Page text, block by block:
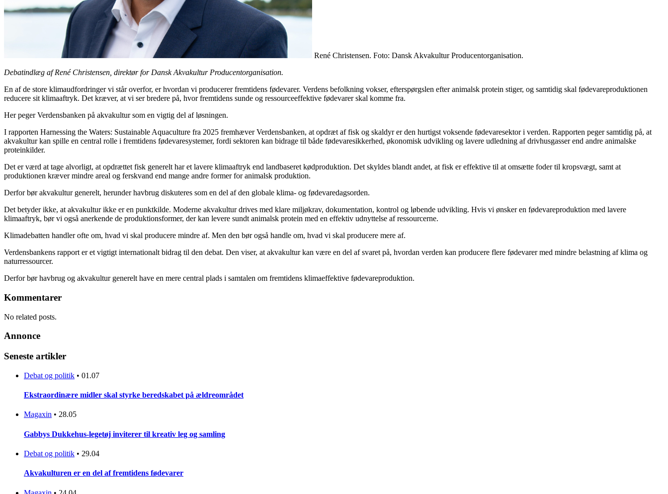
René Christensen. Foto: Dansk Akvakultur Producentorganisation.
Debatindlæg af René Christensen, direktør for Dansk Akvakultur Producentorganisation.
En af de store klimaudfordringer vi står overfor, er hvordan vi producerer fremtidens fødevarer. Verdens befolkning vokser, efterspørgslen efter animalsk protein stiger, og samtidig skal fødevareproduktionen
reducere sit klimaaftryk. Det kræver, at vi ser bredere på, hvor fremtidens sunde og ressourceeffektive fødevarer skal komme fra.
Her peger Verdensbanken på akvakultur som en vigtig del af løsningen.
I rapporten Harnessing the Waters: Sustainable Aquaculture fra 2025 fremhæver Verdensbanken, at opdræt af fisk og skaldyr er den hurtigst voksende fødevaresektor i verden. Rapporten peger samtidig på, at
akvakultur kan spille en central rolle i fremtidens fødevaresystemer, fordi sektoren kan bidrage til både fødevaresikkerhed, økonomisk udvikling og lavere udledning af drivhusgasser end andre animalske
proteinkilder.
Det er værd at tage alvorligt, at opdrættet fisk generelt har et lavere klimaaftryk end landbaseret kødproduktion. Det skyldes blandt andet, at fisk er effektive til at omsætte foder til kropsvægt, samt at
produktionen kræver mindre areal og ferskvand end mange andre former for animalsk produktion.
Derfor bør akvakultur generelt, herunder havbrug diskuteres som en del af den globale klima- og fødevaredagsorden.
Det betyder ikke, at akvakultur ikke er en punktkilde. Moderne akvakultur drives med klare miljøkrav, dokumentation, kontrol og løbende udvikling. Hvis vi ønsker en fødevareproduktion med lavere
klimaaftryk, bør vi også anerkende de produktionsformer, der kan levere sundt animalsk protein med en effektiv udnyttelse af ressourcerne.
Klimadebatten handler ofte om, hvad vi skal producere mindre af. Men den bør også handle om, hvad vi skal producere mere af.
Verdensbankens rapport er et vigtigt internationalt bidrag til den debat. Den viser, at akvakultur kan være en del af svaret på, hvordan verden kan producere flere fødevarer med mindre belastning af klima og
naturressourcer.
Derfor bør havbrug og akvakultur generelt have en mere central plads i samtalen om fremtidens klimaeffektive fødevareproduktion.
Kommentarer
No related posts.
Annonce
Seneste artikler
Debat og politik • 01.07
Ekstraordinære midler skal styrke beredskabet på ældreområdet
Magaxin • 28.05
Gabbys Dukkehus-legetøj inviterer til kreativ leg og samling
Debat og politik • 29.04
Akvakulturen er en del af fremtidens fødevarer